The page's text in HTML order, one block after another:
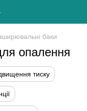
баки
опалення
тиску